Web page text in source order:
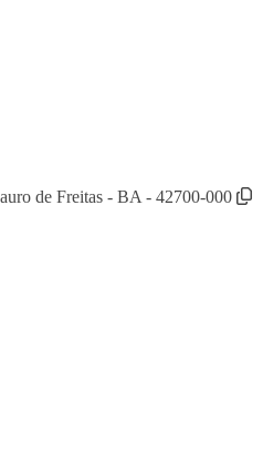
de Freitas - BA - 42700-000